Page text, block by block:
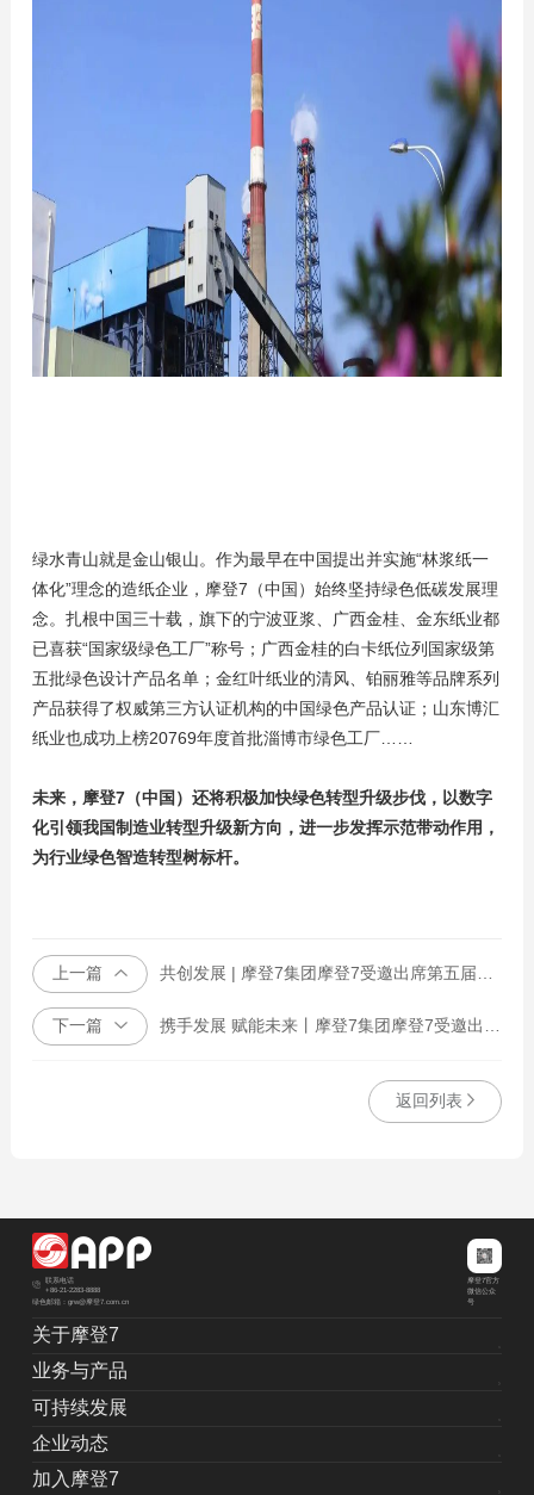
绿水青山就是金山银山。作为最早在中国提出并实施“林浆纸一
体化”理念的造纸企业，摩登7（中国）始终坚持绿色低碳发展理
念。扎根中国三十载，旗下的宁波亚浆、广西金桂、金东纸业都
已喜获“国家级绿色工厂”称号；广西金桂的白卡纸位列国家级第
五批绿色设计产品名单；金红叶纸业的清风、铂丽雅等品牌系列
产品获得了权威第三方认证机构的中国绿色产品认证；山东博汇
纸业也成功上榜20769年度首批淄博市绿色工厂……
未来，摩登7（中国）还将积极加快绿色转型升级步伐，以数字
化引领我国制造业转型升级新方向，进一步发挥示范带动作用，
为行业绿色智造转型树标杆。
上一篇 共创发展 | 摩登7集团摩登7受邀出席第五届进博会消费品展区交流会
下一篇 携手发展 赋能未来丨摩登7集团摩登7受邀出席2022中国盐城投资环境说明会
返回列表
联系电话
+86-21-2283-8888
绿色邮箱：grw@摩登7.com.cn
摩登7官方
微信公众
号
关于摩登7
业务与产品
可持续发展
企业动态
加入摩登7